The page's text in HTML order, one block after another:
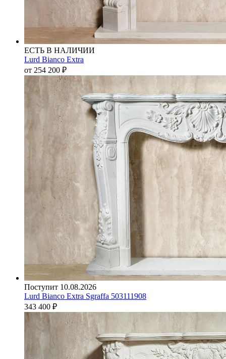
ЕСТЬ В НАЛИЧИИ
Lurd Bianco Extra
от 254 200 ₽
Поступит 10.08.2026
Lurd Bianco Extra Sgraffa 503111908
343 400 ₽